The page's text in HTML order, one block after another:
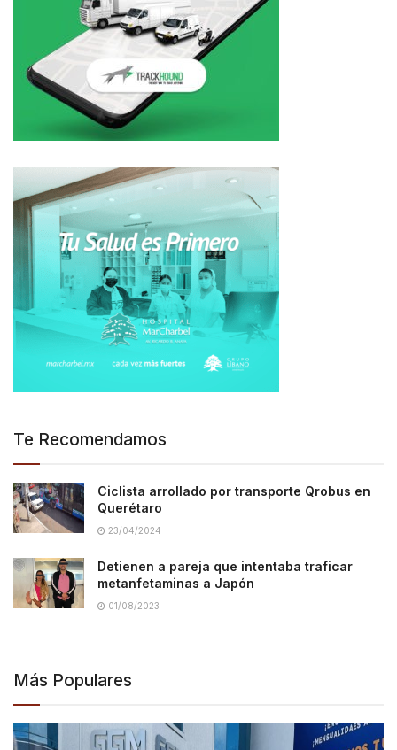
Te Recomendamos
Ciclista arrollado por transporte Qrobus en
Querétaro
23/04/2024
Detienen a pareja que intentaba traficar
metanfetaminas a Japón
01/08/2023
Más Populares